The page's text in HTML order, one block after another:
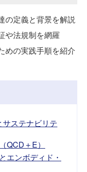
の定義と背景を解説
や法規制を網羅
めの実践手順を紹介
ステナビリテ
QCD＋E）
エンボディド・